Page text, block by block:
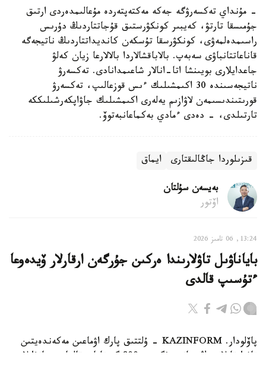
- مۇنداي تەكسەرۋگە جەكە مەكتەپتەردە مۇعالىمدەردى ارتىق
جۇمىسقا تارتۋ، كەيبىر كونكۋرستىق قۇجاتتاردىڭ دۇرىس
راسىمدەلمەۋى، كونكۋرسقا تۇسكەن كانديداتتاردىڭ ناتيجەگە
قاناعاتتانباۋى سەبەپ. بالاباقشالاردا بالالارعا زيان كەلۋ
جاعدايلارى بويىنشا اتا-انالار شاعىمدانادى. تەكسەرۋ
ناتيجەسىندە 30 اكىمشىلىك ءىس قوزعالىپ، تەكسەرۋ
قورىتىندىسىمەن لاۋازىم يەلەرى اكىمشىلىك جاۋاپكەرشىلىككە
تارتىلدى، - دەدى ءمادي بەكماعانبەتوۆ.
قىزىلوردا جاڭالىقتارى ايماق
بەيسەن سۇلتان
اۆتور
13:24, 06 تامىز 2026
باياناۋىل تاۋلارىندا ەركىن جۇرگەن ارقارلار ۆيدەوعا
ءتۇسىپ قالدى
پاۆلودار. KAZINFORM - ۇلتتىق پارك اۋماعىن مەكەندەيتىن
تاۋ ارقارلارىنىڭ سانى بۇگىندە 800 گە تاياپ قالعان. جانۋارلار